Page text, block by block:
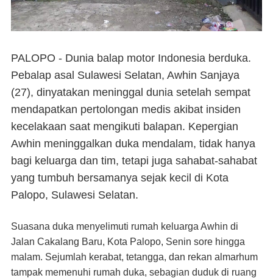
PALOPO - Dunia balap motor Indonesia berduka.
Pebalap asal Sulawesi Selatan, Awhin Sanjaya
(27), dinyatakan meninggal dunia setelah sempat
mendapatkan pertolongan medis akibat insiden
kecelakaan saat mengikuti balapan. Kepergian
Awhin meninggalkan duka mendalam, tidak hanya
bagi keluarga dan tim, tetapi juga sahabat-sahabat
yang tumbuh bersamanya sejak kecil di Kota
Palopo, Sulawesi Selatan.
Suasana duka menyelimuti rumah keluarga Awhin di
Jalan Cakalang Baru, Kota Palopo, Senin sore hingga
malam. Sejumlah kerabat, tetangga, dan rekan almarhum
tampak memenuhi rumah duka, sebagian duduk di ruang